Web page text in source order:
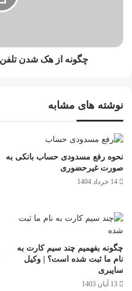
چگونه از هک شدن
نوشته های مشابه
نحوه رفع مسدودی حساب بانکی به
صورت غیرحضوری
14 خرداد 1404
چگونه بفهمیم چند سیم کارت به
نام ما ثبت شده است؟ | وکیل
سایبری
13 آبان 1403